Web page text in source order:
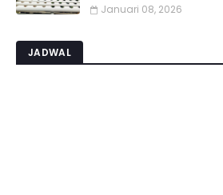
Januari 08, 2026
JADWAL